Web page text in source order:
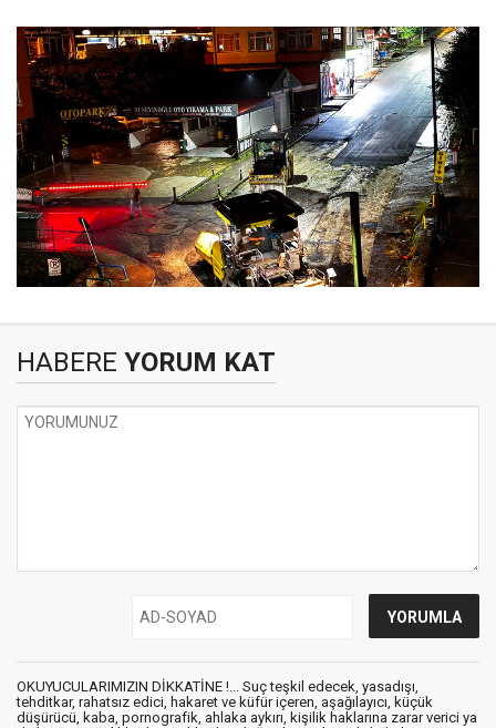
HABERE YORUM KAT
OKUYUCULARIMIZIN DİKKATİNE !... Suç teşkil edecek, yasadışı,
tehditkar, rahatsız edici, hakaret ve küfür içeren, aşağılayıcı, küçük
düşürücü, kaba, pornografik, ahlaka aykırı, kişilik haklarına zarar verici ya